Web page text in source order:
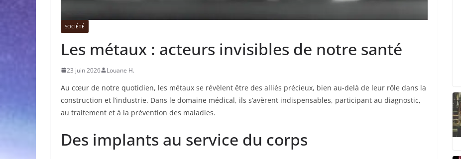
SOCIÉTÉ
Les métaux : acteurs invisibles de notre santé
23 juin 2026 Louane H.
Au cœur de notre quotidien, les métaux se révèlent être des alliés précieux, bien au-delà de leur rôle dans la
construction et l’industrie. Dans le domaine médical, ils s’avèrent indispensables, participant au diagnostic,
au traitement et à la prévention des maladies.
Des implants au service du corps